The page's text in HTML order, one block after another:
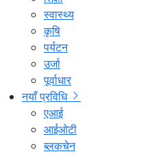
स्वास्थ्य
कृषि
पर्यटन
उर्जा
पूर्वाधार
नयाँ प्रविधि
एआई
आईओटी
ब्लकचेन